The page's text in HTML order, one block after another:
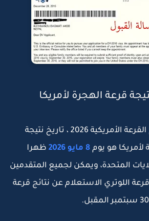
قرعة الهجرة لأمريكا
موعد ظهور نتائج القرعة الأمريكية 2026 ، تاريخ نتيجة
لأمريكا هو يوم 8 مايو 2026
ظهرا
المتحدة، ويمكن لجميع المتقدمين
اللوتري الاستعلام عن نتائج قرعة